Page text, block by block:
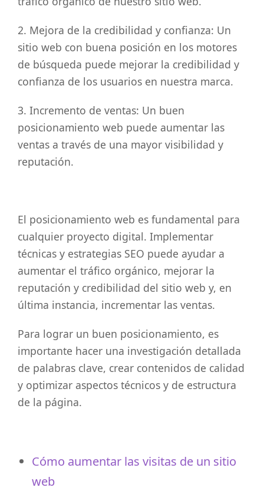
2. Mejora de la credibilidad y confianza: Un
sitio web con buena posición en los motores
de búsqueda puede mejorar la credibilidad y
confianza de los usuarios en nuestra marca.
3. Incremento de ventas: Un buen
posicionamiento web puede aumentar las
ventas a través de una mayor visibilidad y
reputación.
El posicionamiento web es fundamental para
cualquier proyecto digital. Implementar
técnicas y estrategias SEO puede ayudar a
aumentar el tráfico orgánico, mejorar la
reputación y credibilidad del sitio web y, en
última instancia, incrementar las ventas.
Para lograr un buen posicionamiento, es
importante hacer una investigación detallada
de palabras clave, crear contenidos de calidad
y optimizar aspectos técnicos y de estructura
de la página.
Cómo aumentar las visitas de un sitio
web